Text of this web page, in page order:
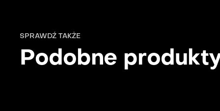
SPRAWDŹ TAKŻE
Podobne